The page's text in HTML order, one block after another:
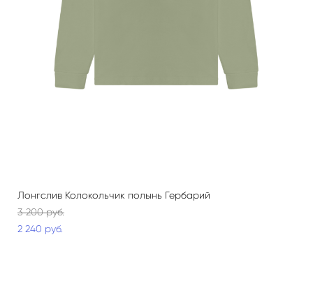
Лонгслив Колокольчик полынь Гербарий
3 200 pуб.
2 240 pуб.